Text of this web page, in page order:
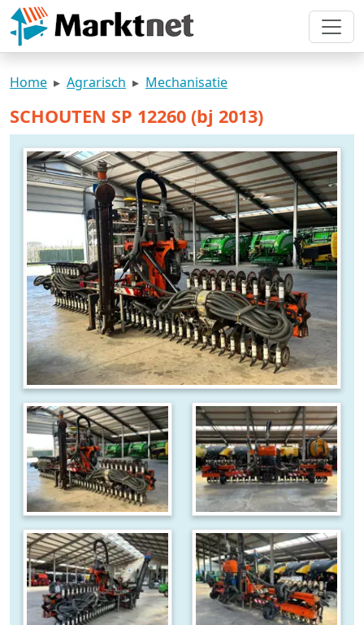
Home Agrarisch Mechanisatie
SCHOUTEN SP 12260 (bj 2013)